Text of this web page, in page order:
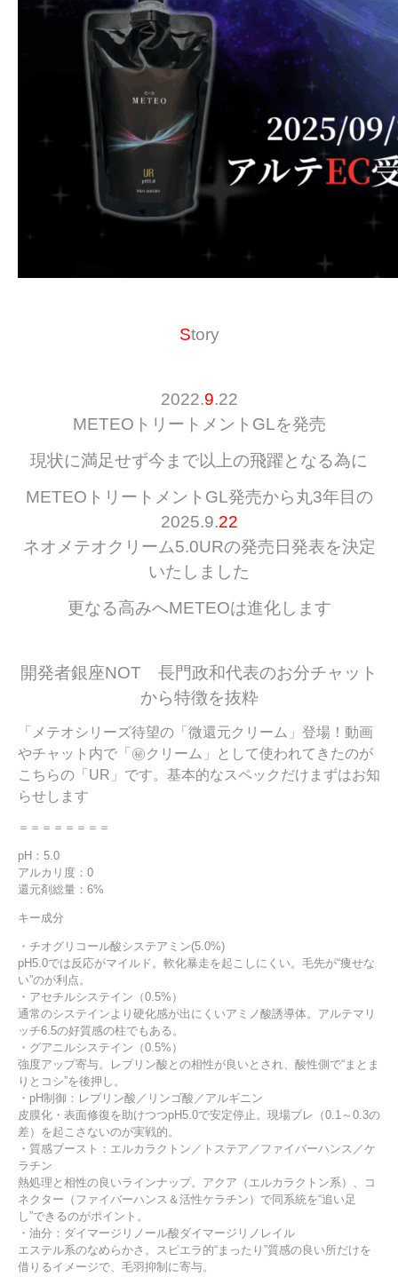
Story
2022.9.22
METEOトリートメントGLを発売
現状に満足せず今まで以上の飛躍となる為に
METEOトリートメントGL発売から丸3年目の
2025.9.22
ネオメテオクリーム5.0URの発売日発表を決定
いたしました
更なる高みへMETEOは進化します
開発者銀座NOT 長門政和代表のお分チャット
から特徴を抜粋
「メテオシリーズ待望の「微還元クリーム」登場！動画
やチャット内で「㊙クリーム」として使われてきたのが
こちらの「UR」です。基本的なスペックだけまずはお知
らせします
＝＝＝＝＝＝＝＝
pH：5.0
アルカリ度：0
還元剤総量：6%
キー成分
・チオグリコール酸システアミン(5.0%)
pH5.0では反応がマイルド。軟化暴走を起こしにくい。毛先が“痩せな
い”のが利点。
・アセチルシステイン（0.5%）
通常のシステインより硬化感が出にくいアミノ酸誘導体。アルテマリ
ッチ6.5の好質感の柱でもある。
・グアニルシステイン（0.5%）
強度アップ寄与。レブリン酸との相性が良いとされ、酸性側で“まとま
りとコシ”を後押し。
・pH制御：レブリン酸／リンゴ酸／アルギニン
皮膜化・表面修復を助けつつpH5.0で安定停止。現場ブレ（0.1～0.3の
差）を起こさないのが実戦的。
・質感ブースト：エルカラクトン／トステア／ファイバーハンス／ケ
ラチン
熱処理と相性の良いラインナップ。アクア（エルカラクトン系）、コ
ネクター（ファイバーハンス＆活性ケラチン）で同系統を“追い足
し”できるのがポイント。
・油分：ダイマージリノール酸ダイマージリノレイル
エステル系のなめらかさ。スピエラ的“まったり”質感の良い所だけを
借りるイメージで、毛羽抑制に寄与。